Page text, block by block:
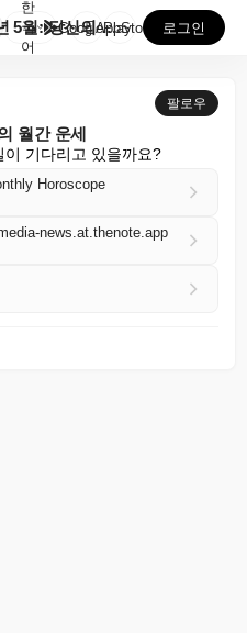
쌍둥이자리, 2026년 5월: 당신의 월간 운세
한
국
어
GooglePlay
AppStore 로그인
팔로우
월간 운세
기다리고 있을까요?
Horoscope
news.at.thenote.app